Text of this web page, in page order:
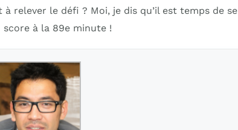
relever le défi ? Moi, je dis qu’il est temps de se
score à la 89e minute !